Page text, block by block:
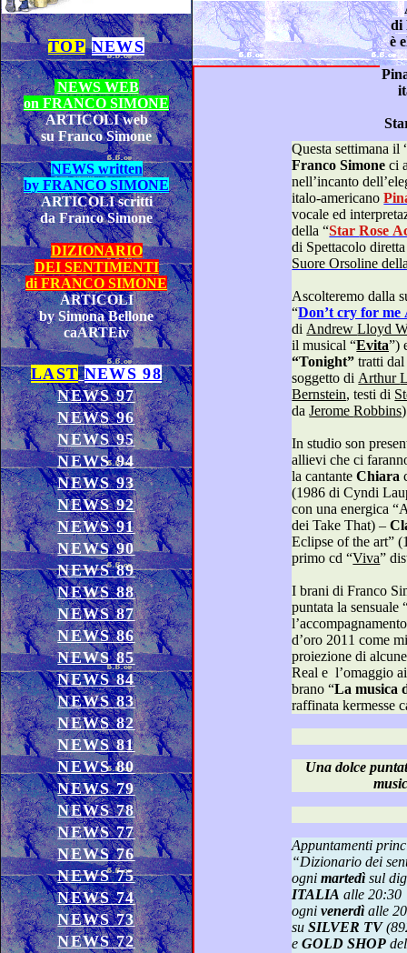
TOP NEWS
NEWS WEB
on FRANCO SIMONE
ARTICOLI web
su Franco Simone
NEWS written
by FRANCO SIMONE
ARTICOLI scritti
da Franco Simone
DIZIONARIO
DEI SENTIMENTI
di FRANCO SIMONE
ARTICOLI
by Simona Bellone
caARTEiv
LAST NEWS 98
NEWS 97
NEWS 96
NEWS 95
NEWS 94
NEWS 93
NEWS 92
NEWS 91
NEWS 90
NEWS 89
NEWS 88
NEWS 87
NEWS 86
NEWS 85
NEWS 84
NEWS 83
NEWS 82
NEWS 81
NEWS 80
NEWS 79
NEWS 78
NEWS 77
NEWS 76
NEWS 75
NEWS 74
NEWS 73
NEWS 72
di
è
Questa settimana il
Franco Simone ci
nell’incanto dell’eleganza del
italo-americano
vocale ed interpretazione” per il “Canto e Musical”
della “
Star
di Spettacolo
Suore Orsoline
Ascolteremo dalla sua bella
“
Don’t cry for
di
Andrew
il musical “Evita” )
“Tonight” tratti
soggetto di
Bernstein , testi di
da
Jerome Robbins
In studio son presenti anche tre dei suoi giovani
allievi che ci faranno ascoltare
la cantanteChiara
con una energica “Angels” (1997 di Robbie Williams
dei Take That) –
Eclipse of the art” (1983 di Bonnie Tyler) (nel suo
primo cd “Viva ”
I brani di Franco Simone
puntata la sensuale
d’oro 2011 come migliore canzone
proiezione di alcune scene del film “Native” di John
Real e l’omaggio ai grandi artisti
brano “
La
raffinata kermesse
Una dolce puntata
Appuntamenti principali
ogni martedì
sul
ITALIA
alle 20:30
ogni venerdì
su
SILVER TV
e
GOLD SHOP